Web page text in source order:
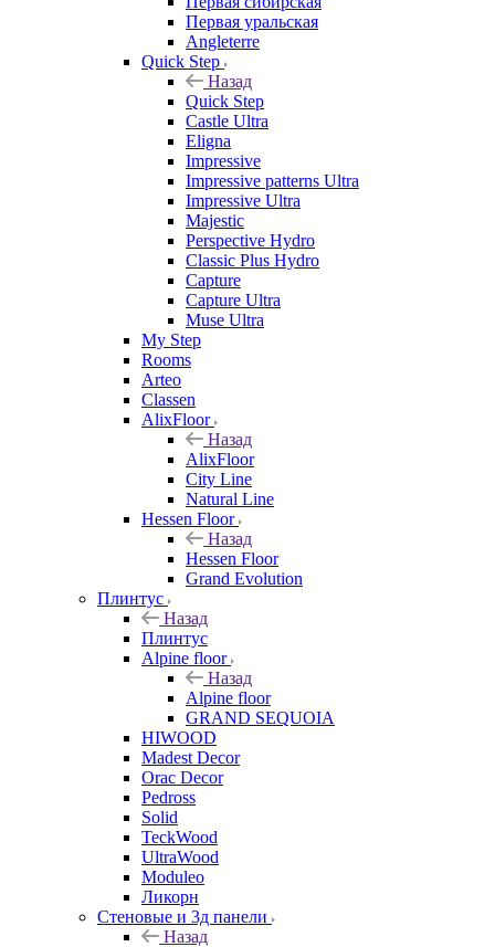
Первая уральская
Angleterre
Quick Step
Назад
Quick Step
Castle Ultra
Eligna
Impressive
Impressive patterns Ultra
Impressive Ultra
Majestic
Perspective Hydro
Classic Plus Hydro
Capture
Capture Ultra
Muse Ultra
My Step
Rooms
Arteo
Classen
AlixFloor
Назад
AlixFloor
City Line
Natural Line
Hessen Floor
Назад
Hessen Floor
Grand Evolution
Плинтус
Назад
Плинтус
Alpine floor
Назад
Alpine floor
GRAND SEQUOIA
HIWOOD
Madest Decor
Orac Decor
Pedross
Solid
TeckWood
UltraWood
Moduleo
Ликорн
Стеновые и 3д панели
Назад